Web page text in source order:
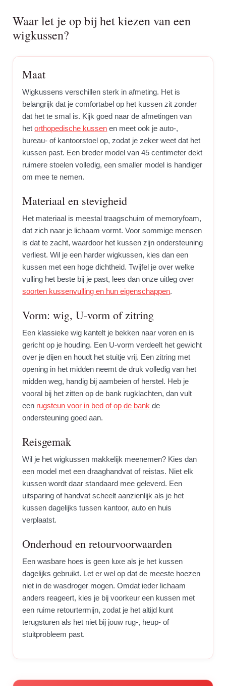
Waar let je op bij het kiezen van een
wigkussen?
Maat
Wigkussens verschillen sterk in afmeting. Het is
belangrijk dat je comfortabel op het kussen zit zonder
dat het te smal is. Kijk goed naar de afmetingen van
hetorthopedische kussen en meet ook je auto-,
bureau- of kantoorstoel op, zodat je zeker weet dat het
kussen past. Een breder model van 45 centimeter dekt
ruimere stoelen volledig, een smaller model is handiger
om mee te nemen.
Materiaal en stevigheid
Het materiaal is meestal traagschuim of memoryfoam,
dat zich naar je lichaam vormt. Voor sommige mensen
is dat te zacht, waardoor het kussen zijn ondersteuning
verliest. Wil je een harder wigkussen, kies dan een
kussen met een hoge dichtheid. Twijfel je over welke
vulling het beste bij je past, lees dan onze uitleg over
soorten kussenvulling en hun eigenschappen.
Vorm: wig, U-vorm of zitring
Een klassieke wig kantelt je bekken naar voren en is
gericht op je houding. Een U-vorm verdeelt het gewicht
over je dijen en houdt het stuitje vrij. Een zitring met
opening in het midden neemt de druk volledig van het
midden weg, handig bij aambeien of herstel. Heb je
vooral bij het zitten op de bank rugklachten, dan vult
een rugsteun voor in bed of op de bank de
ondersteuning goed aan.
Reisgemak
Wil je het wigkussen makkelijk meenemen? Kies dan
een model met een draaghandvat of reistas. Niet elk
kussen wordt daar standaard mee geleverd. Een
uitsparing of handvat scheelt aanzienlijk als je het
kussen dagelijks tussen kantoor, auto en huis
verplaatst.
Onderhoud en retourvoorwaarden
Een wasbare hoes is geen luxe als je het kussen
dagelijks gebruikt. Let er wel op dat de meeste hoezen
niet in de wasdroger mogen. Omdat ieder lichaam
anders reageert, kies je bij voorkeur een kussen met
een ruime retourtermijn, zodat je het altijd kunt
terugsturen als het niet bij jouw rug-, heup- of
stuitprobleem past.